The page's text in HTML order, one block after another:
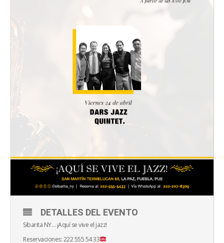
DETALLES DEL EVENTO
Sibarita NY… ¡Aquí se vive el jazz!
Reservaciones: 222 555 54 33